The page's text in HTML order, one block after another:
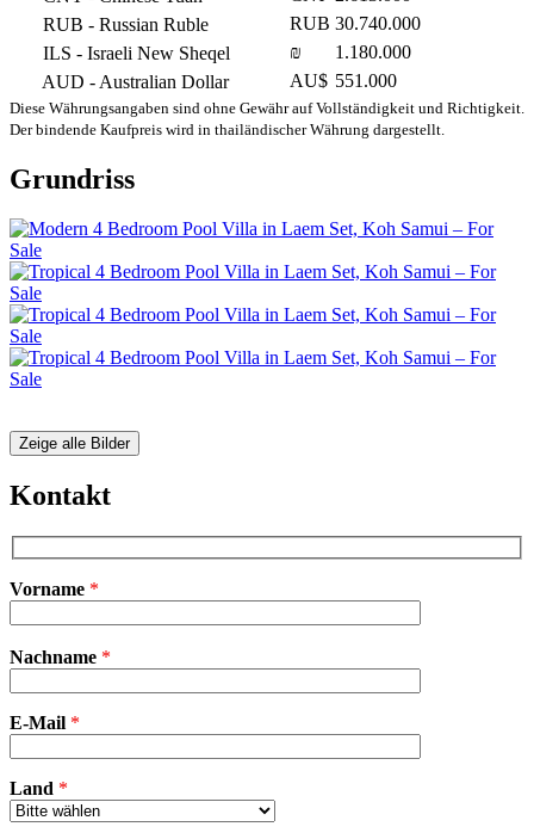
RUB - Russian Ruble RUB 30.740.000
ILS - Israeli New Sheqel ₪
1.180.000
AUD - Australian Dollar AU$ 551.000
Diese Währungsangaben sind ohne Gewähr auf Vollständigkeit und Richtigkeit.
Der bindende Kaufpreis wird in thailändischer Währung dargestellt.
Grundriss
Zeige alle Bilder
Kontakt
Vorname *
lasse
leer.
Nachname *
E-Mail *
Land *